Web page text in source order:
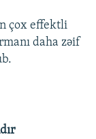
çox effektli
daha zəif